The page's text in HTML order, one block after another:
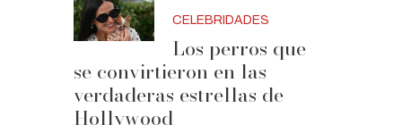
CELEBRIDADES
Los perros que
se convirtieron en las
verdaderas estrellas de
Hollywood